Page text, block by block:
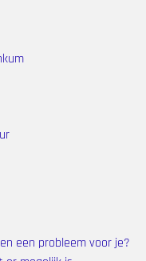
een probleem voor je?